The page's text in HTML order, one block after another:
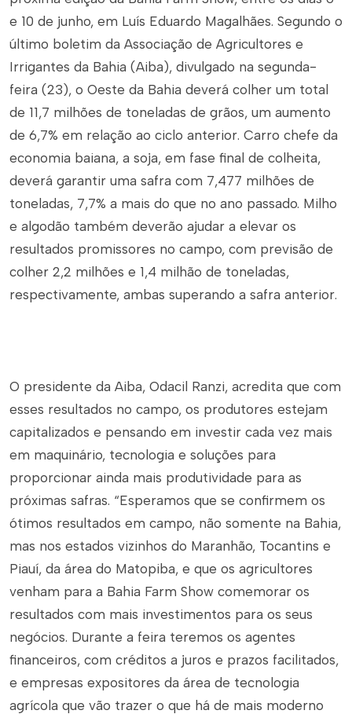
e 10 de junho, em Luís Eduardo Magalhães. Segundo o
último boletim da Associação de Agricultores e
Irrigantes da Bahia (Aiba), divulgado na segunda-
feira (23), o Oeste da Bahia deverá colher um total
de 11,7 milhões de toneladas de grãos, um aumento
de 6,7% em relação ao ciclo anterior. Carro chefe da
economia baiana, a soja, em fase final de colheita,
deverá garantir uma safra com 7,477 milhões de
toneladas, 7,7% a mais do que no ano passado. Milho
e algodão também deverão ajudar a elevar os
resultados promissores no campo, com previsão de
colher 2,2 milhões e 1,4 milhão de toneladas,
respectivamente, ambas superando a safra anterior.
O presidente da Aiba, Odacil Ranzi, acredita que com
esses resultados no campo, os produtores estejam
capitalizados e pensando em investir cada vez mais
em maquinário, tecnologia e soluções para
proporcionar ainda mais produtividade para as
próximas safras. “Esperamos que se confirmem os
ótimos resultados em campo, não somente na Bahia,
mas nos estados vizinhos do Maranhão, Tocantins e
Piauí, da área do Matopiba, e que os agricultores
venham para a Bahia Farm Show comemorar os
resultados com mais investimentos para os seus
negócios. Durante a feira teremos os agentes
financeiros, com créditos a juros e prazos facilitados,
e empresas expositores da área de tecnologia
agrícola que vão trazer o que há de mais moderno